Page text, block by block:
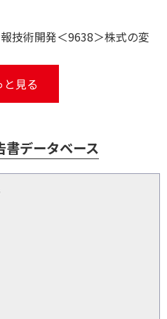
技術開発＜9638＞株式の変
と見る
データベース